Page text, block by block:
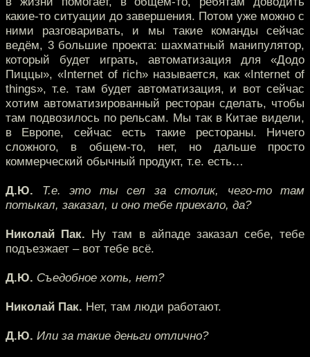
какие-то ситуации до завершения. Потом уже можно с
ними разговаривать, и мы такие команды сейчас
ведём, 3 большие проекта: шахматный манипулятор,
который будет играть, автоматизация для «Додо
Пиццы», «Internet of rich» называется, как «Internet of
things», т.е. там будет автоматизация, и вот сейчас
хотим автоматизированный ресторан сделать, чтобы
там подвозилось по рельсам. Мы так в Китае видели,
в Европе, сейчас есть такие рестораны. Ничего
сложного, в общем-то, нет, но дальше просто
коммерческий обычный продукт, т.е. есть…
Д.Ю. Т.е. это ты сел за столик, чего-то там
потыкал, заказал, и оно тебе приехало, да?
Николай Пак. Ну там в айпаде заказал себе, тебе
подъезжает – вот тебе всё.
Д.Ю. Съедобное хоть, нет?
Николай Пак. Нет, там люди работают.
Д.Ю. Или за такие деньги отлично?